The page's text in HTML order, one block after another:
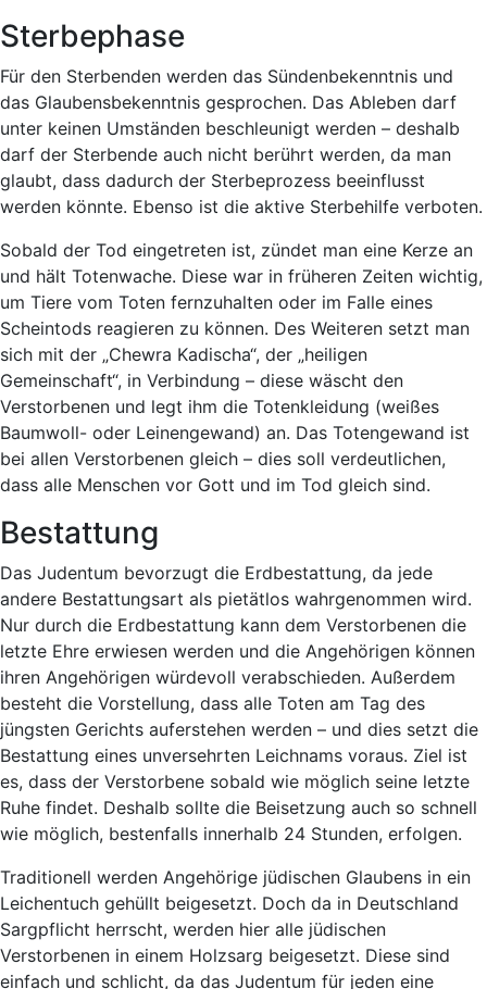
Sterbephase
Für den Sterbenden werden das Sündenbekenntnis und
das Glaubensbekenntnis gesprochen. Das Ableben darf
unter keinen Umständen beschleunigt werden – deshalb
darf der Sterbende auch nicht berührt werden, da man
glaubt, dass dadurch der Sterbeprozess beeinflusst
werden könnte. Ebenso ist die aktive Sterbehilfe verboten.
Sobald der Tod eingetreten ist, zündet man eine Kerze an
und hält Totenwache. Diese war in früheren Zeiten wichtig,
um Tiere vom Toten fernzuhalten oder im Falle eines
Scheintods reagieren zu können. Des Weiteren setzt man
sich mit der „Chewra Kadischa“, der „heiligen
Gemeinschaft“, in Verbindung – diese wäscht den
Verstorbenen und legt ihm die Totenkleidung (weißes
Baumwoll- oder Leinengewand) an. Das Totengewand ist
bei allen Verstorbenen gleich – dies soll verdeutlichen,
dass alle Menschen vor Gott und im Tod gleich sind.
Bestattung
Das Judentum bevorzugt die Erdbestattung, da jede
andere Bestattungsart als pietätlos wahrgenommen wird.
Nur durch die Erdbestattung kann dem Verstorbenen die
letzte Ehre erwiesen werden und die Angehörigen können
ihren Angehörigen würdevoll verabschieden. Außerdem
besteht die Vorstellung, dass alle Toten am Tag des
jüngsten Gerichts auferstehen werden – und dies setzt die
Bestattung eines unversehrten Leichnams voraus. Ziel ist
es, dass der Verstorbene sobald wie möglich seine letzte
Ruhe findet. Deshalb sollte die Beisetzung auch so schnell
wie möglich, bestenfalls innerhalb 24 Stunden, erfolgen.
Traditionell werden Angehörige jüdischen Glaubens in ein
Leichentuch gehüllt beigesetzt. Doch da in Deutschland
Sargpflicht herrscht, werden hier alle jüdischen
Verstorbenen in einem Holzsarg beigesetzt. Diese sind
einfach und schlicht, da das Judentum für jeden eine